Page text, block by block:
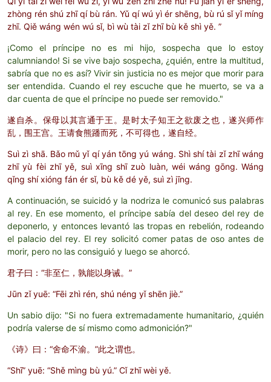
zhòng rén shú zhī qí bù rán. Yǔ qí wú yì ér shēng, bù rú sǐ yǐ míng
zhī. Qiě wáng wén wú sǐ, bì wù tài zǐ zhī bù kě shì yě. ”
¡Como el príncipe no es mi hijo, sospecha que lo estoy
calumniando! Si se vive bajo sospecha, ¿quién, entre la multitud,
sabría que no es así? Vivir sin justicia no es mejor que morir para
ser entendida. Cuando el rey escuche que he muerto, se va a
dar cuenta de que el príncipe no puede ser removido."
遂自杀。保母以其言通于王。是时太子知王之欲废之也，遂兴师作
乱，围王宫。王请食熊蹯而死，不可得也，遂自经。
Suì zì shā. Bǎo mǔ yǐ qí yán tōng yú wáng. Shì shí tài zǐ zhī wáng
zhī yù fèi zhī yě, suì xīng shī zuò luàn, wéi wáng gōng. Wáng
qǐng shí xióng fán ér sǐ, bù kě dé yě, suì zì jīng.
A continuación, se suicidó y la nodriza le comunicó sus palabras
al rey. En ese momento, el príncipe sabía del deseo del rey de
deponerlo, y entonces levantó las tropas en rebelión, rodeando
el palacio del rey. El rey solicitó comer patas de oso antes de
morir, pero no las consiguió y luego se ahorcó.
君子曰：“非至仁，孰能以身诫。”
Jūn zǐ yuē: “Fēi zhì rén, shú néng yǐ shēn jiè.”
Un sabio dijo: "Si no fuera extremadamente humanitario, ¿quién
podría valerse de sí mismo como admonición?"
《诗》曰：“舍命不渝。”此之谓也。
“Shī” yuē: “Shě mìng bù yú.” Cǐ zhī wèi yě.